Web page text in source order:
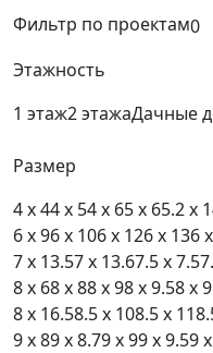
Фильтр по проектам0
Этажность
1 этаж2 этажаДачные
Размер
4 x 44 x 54 x 65 x 65.2 x
6 x 96 x 106 x 126 x 136
7 x 13.57 x 13.67.5 x 7.5
8 x 68 x 88 x 98 x 9.58 x
8 x 16.58.5 x 108.5 x 11
9 x 89 x 8.79 x 99 x 9.59